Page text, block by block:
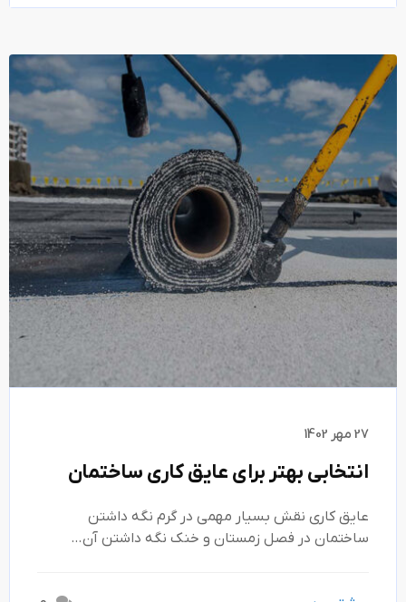
27 مهر 1402
انتخابی بهتر برای عایق کاری ساختمان
عایق کاری نقش بسیار مهمی در گرم نگه داشتن
ساختمان در فصل زمستان و خنک نگه داشتن آن…